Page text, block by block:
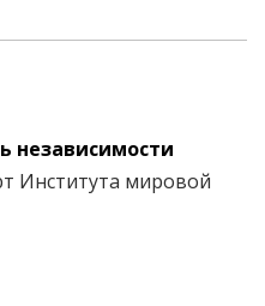
независимости
Института мировой